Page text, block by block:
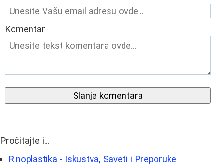
Komentar:
Slanje komentara
Pročitajte i...
Rinoplastika - Iskustva, Saveti i Preporuke